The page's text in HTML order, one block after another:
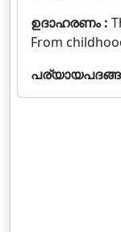
ഉദാഹരണം :
From